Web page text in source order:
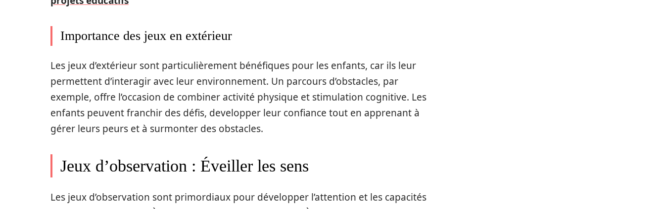
Importance des jeux en extérieur
Les jeux d’extérieur sont particulièrement bénéfiques pour les enfants, car ils leur
permettent d’interagir avec leur environnement. Un parcours d’obstacles, par
exemple, offre l’occasion de combiner activité physique et stimulation cognitive. Les
enfants peuvent franchir des défis, developper leur confiance tout en apprenant à
gérer leurs peurs et à surmonter des obstacles.
Jeux d’observation : Éveiller les sens
Les jeux d’observation sont primordiaux pour développer l’attention et les capacités